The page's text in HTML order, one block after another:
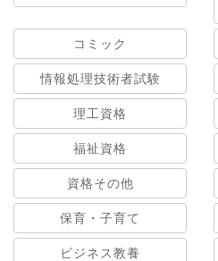
コミック
情報処理技術者試験
理工資格
福祉資格
資格その他
保育・子育て
ビジネス教養